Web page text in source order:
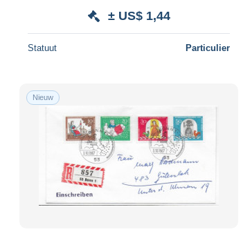
± US$ 1,44
Statuut Particulier
Nieuw